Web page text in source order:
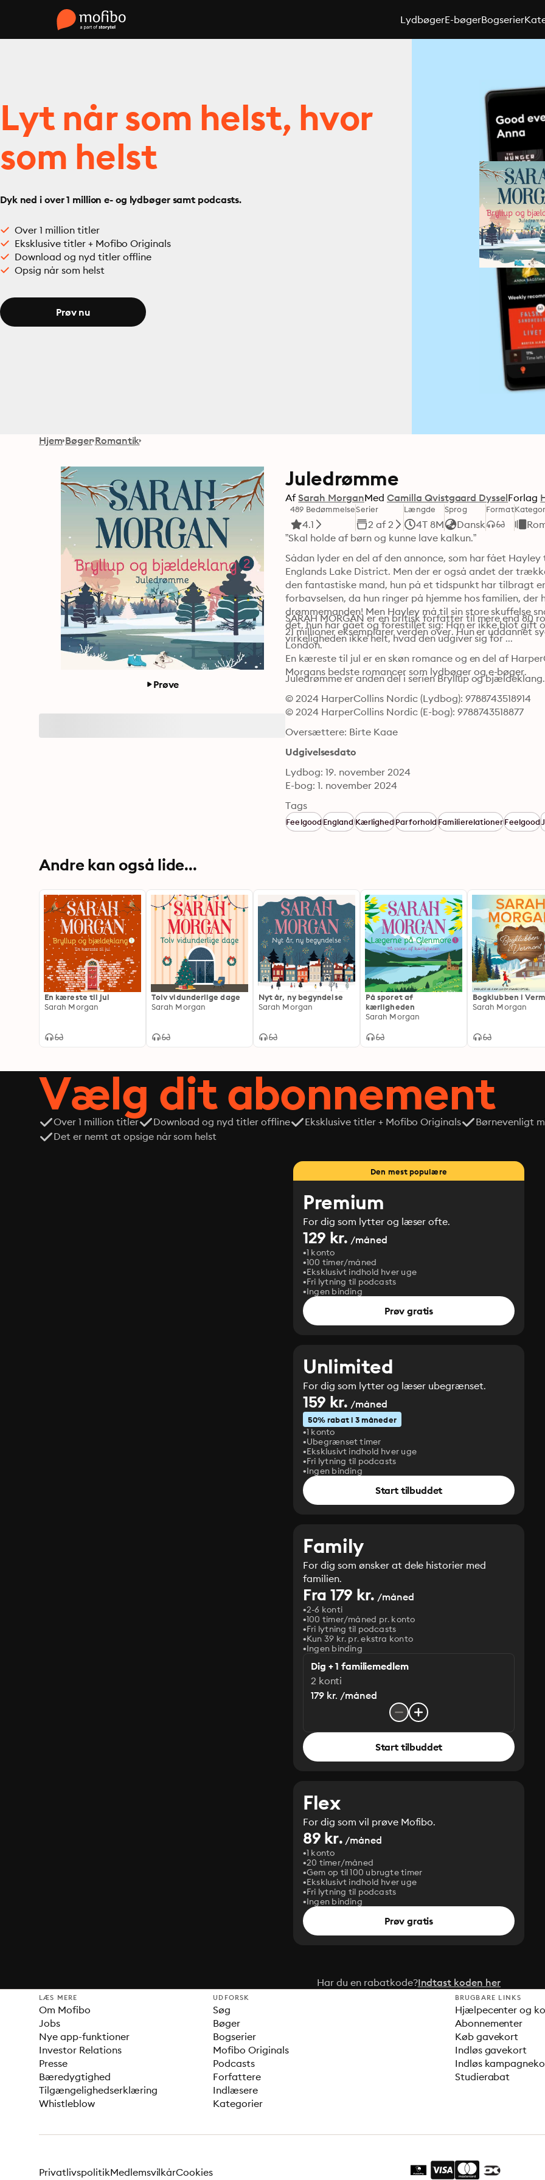
LydbøgerE-bøgerBogserier
Lyt når som helst, hvor
som helst
Dyk ned i over 1 million e- og lydbøger samt podcasts.
Over 1 million titler
Eksklusive titler + Mofibo Originals
Download og nyd titler offline
Opsig når som helst
Prøv nu
Hjem Bøger Romantik
Prøve
Juledrømme
Af Sarah MorganMed Camilla Qvistgaard DysselForlag
489 Bedømmelse
4.1
Serier
2 af 2
Længde
4T 8M
Sprog
Dansk
Format
”Skal holde af børn og kunne lave kalkun.”
Sådan lyder en del af den annonce, som har fået
Englands Lake District. Men der er også andet der
den fantastiske mand, hun på et tidspunkt har tilbragt
forbavselsen, da hun ringer på hjemme hos familien,
drømmemanden! Men Hayley må til sin store skuffelse
det, hun har gået og forestillet sig: Han er ikke blot gift
virkeligheden ikke helt, hvad den udgiver sig for ...
SARAH MORGAN er en britisk forfatter til mere end 80
21 millioner eksemplarer verden over. Hun er uddannet
London.
En kæreste til jul er en skøn romance og en del af
Morgans bedste romancer som lydbøger og e-bøger.
Juledrømme er anden del i serien Bryllup og bjældeklang.
© 2024 HarperCollins Nordic (Lydbog): 9788743518914
© 2024 HarperCollins Nordic (E-bog): 9788743518877
Oversættere: Birte Kaae
Udgivelsesdato
Lydbog: 19. november 2024
E-bog: 1. november 2024
Tags
FeelgoodEnglandKærlighedParforholdFamilierelationerFeelgood
Andre kan også lide...
En kæreste til jul
Sarah Morgan
Tolv vidunderlige dage
Sarah Morgan
Nyt år, ny begyndelse
Sarah Morgan
På sporet af
kærligheden
Sarah Morgan
Bogklubben i
Sarah Morgan
Vælg dit abonnement
Over 1 million titler Download og nyd titler offline Eksklusive titler + Mofibo Originals
Børnevenligt
Det er nemt at opsige når som helst
Den mest populære
Premium
For dig som lytter og læser ofte.
129 kr. /måned
1 konto
100 timer/måned
Eksklusivt indhold hver uge
Fri lytning til podcasts
Ingen binding
Prøv gratis
Unlimited
For dig som lytter og læser ubegrænset.
159 kr. /måned
50% rabat i 3 måneder
1 konto
Ubegrænset timer
Eksklusivt indhold hver uge
Fri lytning til podcasts
Ingen binding
Start tilbuddet
Family
For dig som ønsker at dele historier med
familien.
Fra 179 kr. /måned
2-6 konti
100 timer/måned pr. konto
Fri lytning til podcasts
Kun 39 kr. pr. ekstra konto
Ingen binding
Dig + 1 familiemedlem
2 konti
179 kr. /måned
Start tilbuddet
Flex
For dig som vil prøve Mofibo.
89 kr. /måned
1 konto
20 timer/måned
Gem op til 100 ubrugte timer
Eksklusivt indhold hver uge
Fri lytning til podcasts
Ingen binding
Prøv gratis
Har du en rabatkode?Indtast koden her
LÆS MERE
Om Mofibo
Jobs
Nye app-funktioner
Investor Relations
Presse
Bæredygtighed
Tilgængelighedserklæring
Whistleblow
UDFORSK
Søg
Bøger
Bogserier
Mofibo Originals
Podcasts
Forfattere
Indlæsere
Kategorier
BRUGBARE LINKS
Hjælpecenter og
Abonnementer
Køb gavekort
Indløs gavekort
Indløs
Studierabat
PrivatlivspolitikMedlemsvilkårCookies